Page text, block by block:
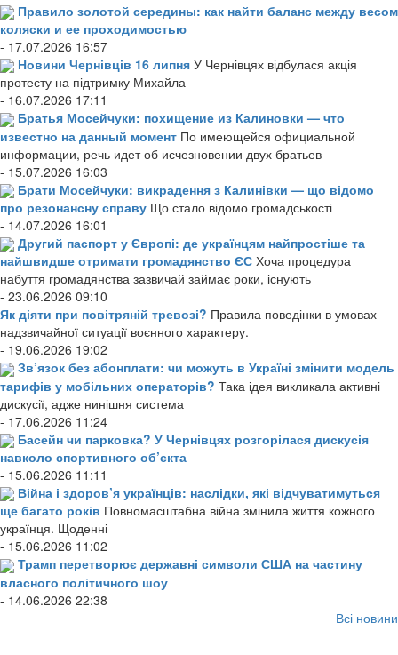
Правило золотой середины: как найти баланс между весом
коляски и ее проходимостью
- 17.07.2026 16:57
Новини Чернівців 16 липня У Чернівцях відбулася акція
протесту на підтримку Михайла
- 16.07.2026 17:11
Братья Мосейчуки: похищение из Калиновки — что
известно на данный момент По имеющейся официальной
информации, речь идет об исчезновении двух братьев
- 15.07.2026 16:03
Брати Мосейчуки: викрадення з Калинівки — що відомо
про резонансну справу Що стало відомо громадськості
- 14.07.2026 16:01
Другий паспорт у Європі: де українцям найпростіше та
найшвидше отримати громадянство ЄС Хоча процедура
набуття громадянства зазвичай займає роки, існують
- 23.06.2026 09:10
Як діяти при повітряній тревозі? Правила поведінки в умовах
надзвичайної ситуації воєнного характеру.
- 19.06.2026 19:02
Зв’язок без абонплати: чи можуть в Україні змінити модель
тарифів у мобільних операторів? Така ідея викликала активні
дискусії, адже нинішня система
- 17.06.2026 11:24
Басейн чи парковка? У Чернівцях розгорілася дискусія
навколо спортивного об’єкта
- 15.06.2026 11:11
Війна і здоров’я українців: наслідки, які відчуватимуться
ще багато років Повномасштабна війна змінила життя кожного
українця. Щоденні
- 15.06.2026 11:02
Трамп перетворює державні символи США на частину
власного політичного шоу
- 14.06.2026 22:38
Всі новини